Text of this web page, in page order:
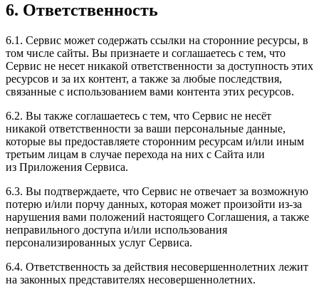
6. Ответственность
6.1. Сервис может содержать ссылки на сторонние ресурсы, в
том числе сайты. Вы признаете и соглашаетесь с тем, что
Сервис не несет никакой ответственности за доступность этих
ресурсов и за их контент, а также за любые последствия,
связанные с использованием вами контента этих ресурсов.
6.2. Вы также соглашаетесь с тем, что Сервис не несёт
никакой ответственности за ваши персональные данные,
которые вы предоставляете сторонним ресурсам и/или иным
третьим лицам в случае перехода на них с Сайта или
из Приложения Сервиса.
6.3. Вы подтверждаете, что Сервис не отвечает за возможную
потерю и/или порчу данных, которая может произойти из-за
нарушения вами положений настоящего Соглашения, а также
неправильного доступа и/или использования
персонализированных услуг Сервиса.
6.4. Ответственность за действия несовершеннолетних лежит
на законных представителях несовершеннолетних.